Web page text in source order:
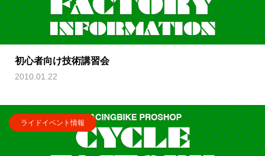
初心者向け技術講習会
2010.01.22
ライドイベント情報